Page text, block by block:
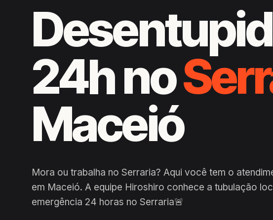
24h no
Maceió
Mora ou trabalha no Serraria? Aqui você tem o
em Maceió. A equipe Hiroshiro conhece a tubulação
emergência 24 horas no Serraria🚨